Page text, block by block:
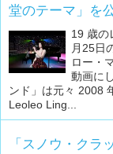
堂のテーマ」を
19 歳の
月25日
ロー・
動画に
ンド」は元々 2008
Leoleo Ling...
「スノウ・クラ